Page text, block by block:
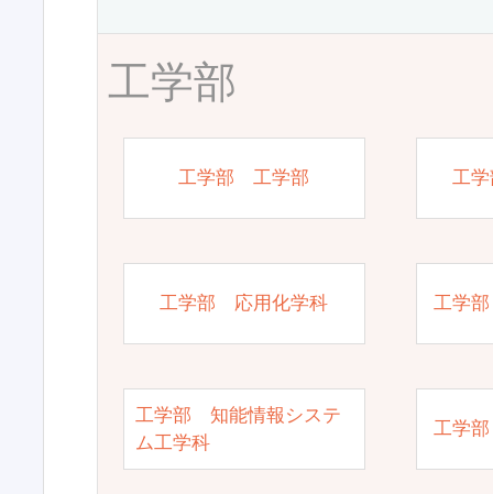
工学部
工学部 工学部 工
工学部 応用化学科 工学
工学部 知能情報システ
ム工学科
工学